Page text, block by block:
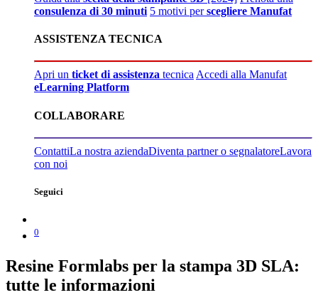
consulenza di 30 minuti 5 motivi perscegliere Manufat
ASSISTENZA TECNICA
Apri un ticket di assistenza tecnicaAccedi alla Manufat
eLearning Platform
COLLABORARE
ContattiLa nostra aziendaDiventa partner o segnalatoreLavora
con noi
Seguici
0
Resine Formlabs per la stampa 3D SLA:
tutte le informazioni